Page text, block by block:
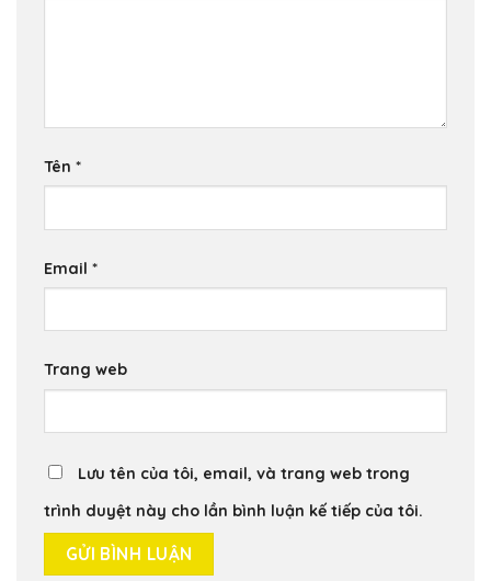
Tên *
Email *
Trang web
Lưu tên của tôi, email, và trang web trong
trình duyệt này cho lần bình luận kế tiếp của tôi.